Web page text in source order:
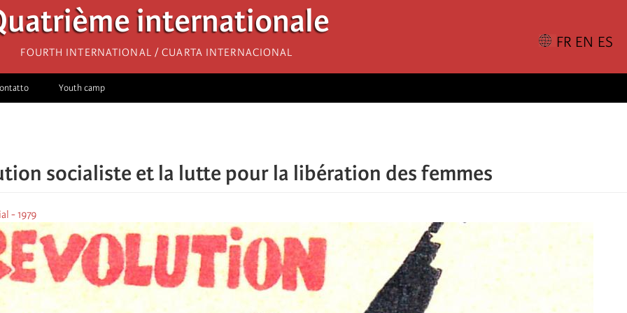
internationale
Fourth International / Cuarta Internacional
Youth camp
socialiste et la lutte pour la libération des femmes
- 1979